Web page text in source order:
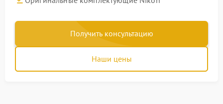
Получить консультацию
Наши цены